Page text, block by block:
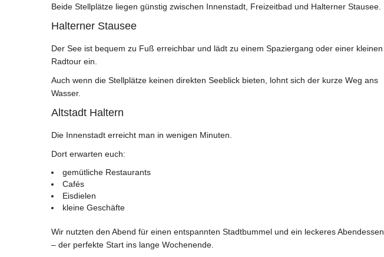
Beide Stellplätze liegen günstig zwischen Innenstadt, Freizeitbad und Halterner Stausee.
Halterner Stausee
Der See ist bequem zu Fuß erreichbar und lädt zu einem Spaziergang oder einer kleinen
Radtour ein.
Auch wenn die Stellplätze keinen direkten Seeblick bieten, lohnt sich der kurze Weg ans
Wasser.
Altstadt Haltern
Die Innenstadt erreicht man in wenigen Minuten.
Dort erwarten euch:
gemütliche Restaurants
Cafés
Eisdielen
kleine Geschäfte
Wir nutzten den Abend für einen entspannten Stadtbummel und ein leckeres Abendessen
– der perfekte Start ins lange Wochenende.